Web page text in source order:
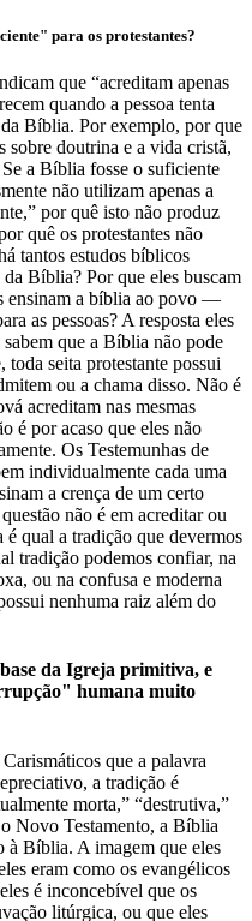
para os protestantes?
que “acreditam apenas
quando a pessoa tenta
Bíblia. Por exemplo, por que
sobre doutrina e a vida cristã,
a Bíblia fosse o suficiente
não utilizam apenas a
por quê isto não produz
quê os protestantes não
tantos estudos bíblicos
da Bíblia? Por que eles buscam
ensinam a bíblia ao povo —
as pessoas? A resposta eles
que a Bíblia não pode
seita protestante possui
ou a chama disso. Não é
acreditam nas mesmas
é por acaso que eles não
Os Testemunhas de
individualmente cada uma
a crença de um certo
não é em acreditar ou
qual a tradição que devermos
tradição podemos confiar, na
ou na confusa e moderna
nenhuma raiz além do
da Igreja primitiva, e
humana muito
que a palavra
a tradição é
morta,” “destrutiva,”
Novo Testamento, a Bíblia
à Bíblia. A imagem que eles
eram como os evangélicos
é inconcebível que os
litúrgica, ou que eles